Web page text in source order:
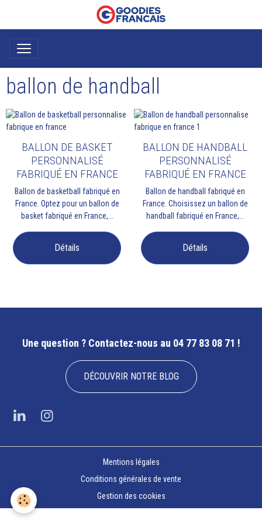
ballon de handball
BALLON DE BASKET
PERSONNALISÉ
FABRIQUÉ EN FRANCE
Ballon de basketball fabriqué en
France. Optez pour un ballon de
basket fabriqué en France,...
Détails
BALLON DE HANDBALL
PERSONNALISÉ
FABRIQUÉ EN FRANCE
Ballon de handball fabriqué en
France. Choisissez un ballon de
handball fabriqué en France,...
Détails
Une question ? Contactez-nous au 04 77 83 08 71 !
DÉCOUVRIR NOTRE BLOG
Mentions légales
Conditions générales de vente
Gestion des cookies